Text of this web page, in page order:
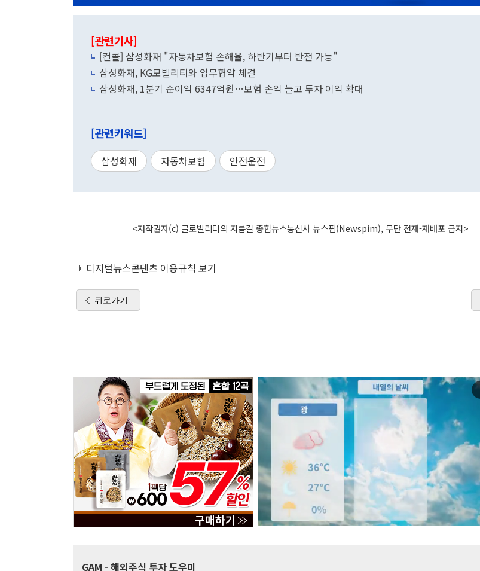
[관련기사]
[컨콜] 삼성화재 "자동차보험 손해율, 하반기부터 반전 가능"
삼성화재, KG모빌리티와 업무협약 체결
삼성화재, 1분기 순이익 6347억원…보험 손익 늘고 투자 이익 확대
[관련키워드]
삼성화재 자동차보험 안전운전
<저작권자(c) 글로벌리더의 지름길 종합뉴스통신사 뉴스핌(Newspim), 무단 전재-재배포 금지>
디지털뉴스콘텐츠 이용규칙 보기
뒤로가기
GAM - 해외주식 투자 도우미